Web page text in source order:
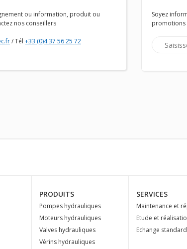
ou information, produit ou
nos conseillers
/ Tél +33 (0)4 37 56 25 72
Soyez
promotions
PRODUITS
Pompes hydrauliques
Moteurs hydrauliques
Valves hydrauliques
Vérins hydrauliques
SERVICES
Maintenance et
Etude et
Echange standard